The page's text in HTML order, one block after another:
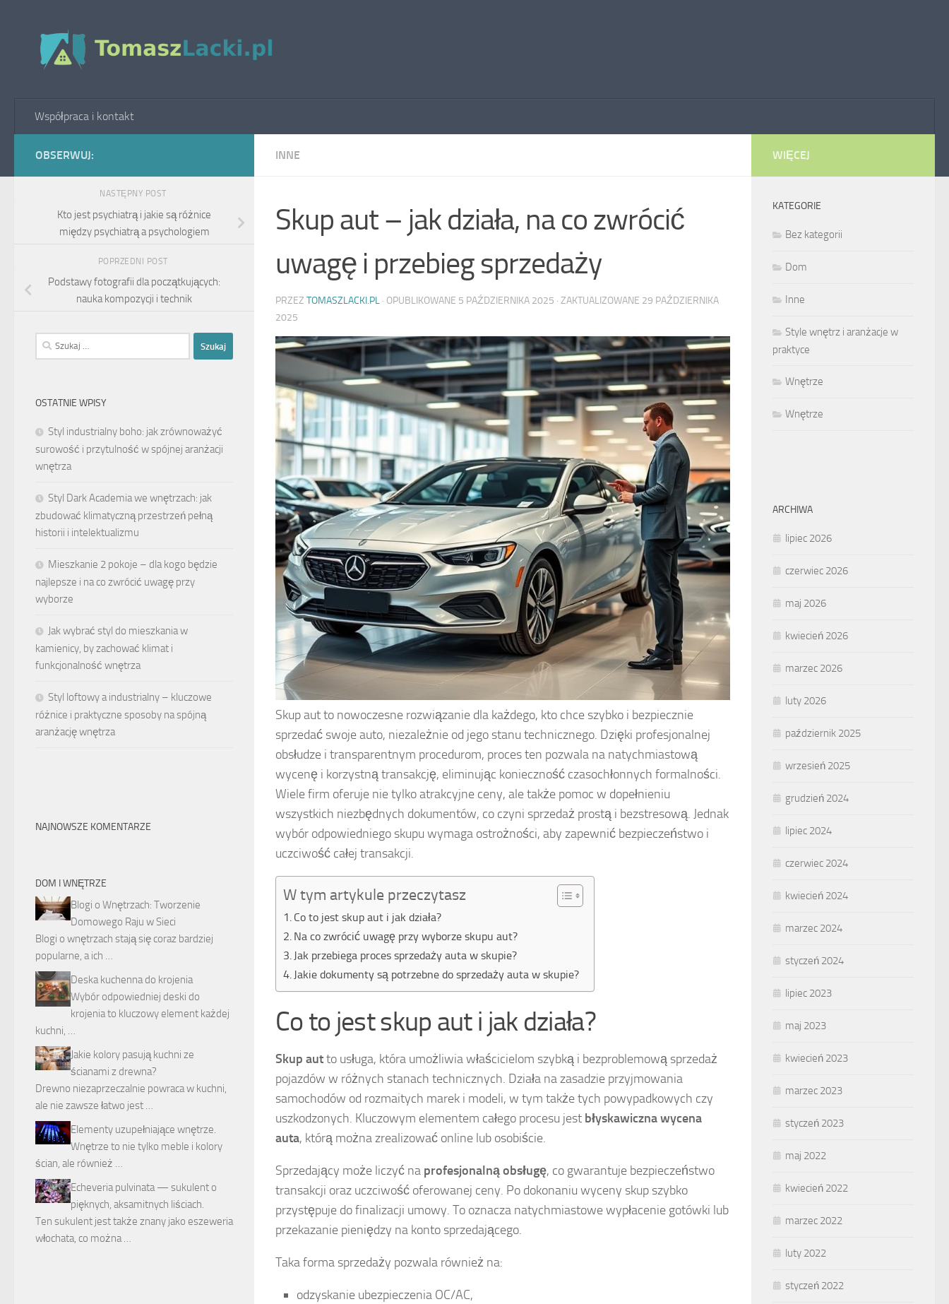
Współpraca i kontakt
INNE
Skup aut – jak działa, na co zwrócić
uwagę i przebieg sprzedaży
PRZEZ TOMASZLACKI.PL · OPUBLIKOWANE 5 PAŹDZIERNIKA 2025 · ZAKTUALIZOWANE 29 PAŹDZIERNIKA
2025
Skup aut to nowoczesne rozwiązanie dla każdego, kto chce szybko i bezpiecznie
sprzedać swoje auto, niezależnie od jego stanu technicznego. Dzięki profesjonalnej
obsłudze i transparentnym procedurom, proces ten pozwala na natychmiastową
wycenę i korzystną transakcję, eliminując konieczność czasochłonnych formalności.
Wiele firm oferuje nie tylko atrakcyjne ceny, ale także pomoc w dopełnieniu
wszystkich niezbędnych dokumentów, co czyni sprzedaż prostą i bezstresową. Jednak
wybór odpowiedniego skupu wymaga ostrożności, aby zapewnić bezpieczeństwo i
uczciwość całej transakcji.
W tym artykule przeczytasz
Co to jest skup aut i jak działa?
Na co zwrócić uwagę przy wyborze skupu aut?
Jak przebiega proces sprzedaży auta w skupie?
Jakie dokumenty są potrzebne do sprzedaży auta w skupie?
Co to jest skup aut i jak działa?
Skup autto usługa, która umożliwia właścicielom szybką i bezproblemową sprzedaż
pojazdów w różnych stanach technicznych. Działa na zasadzie przyjmowania
samochodów od rozmaitych marek i modeli, w tym także tych powypadkowych czy
uszkodzonych. Kluczowym elementem całego procesu jest błyskawiczna wycena
auta, którą można zrealizować online lub osobiście.
Sprzedający może liczyć na profesjonalną obsługę, co gwarantuje bezpieczeństwo
transakcji oraz uczciwość oferowanej ceny. Po dokonaniu wyceny skup szybko
przystępuje do finalizacji umowy. To oznacza natychmiastowe wypłacenie gotówki lub
przekazanie pieniędzy na konto sprzedającego.
Taka forma sprzedaży pozwala również na:
odzyskanie ubezpieczenia OC/AC,
OBSERWUJ:
NASTĘPNY POST
Kto jest psychiatrą i jakie są różnice
między psychiatrą a psychologiem
POPRZEDNI POST
Podstawy fotografii dla początkujących:
nauka kompozycji i technik
Szukaj:
OSTATNIE WPISY
Styl industrialny boho: jak zrównoważyć
surowość i przytulność w spójnej aranżacji
wnętrza
Styl Dark Academia we wnętrzach: jak
zbudować klimatyczną przestrzeń pełną
historii i intelektualizmu
Mieszkanie 2 pokoje – dla kogo będzie
najlepsze i na co zwrócić uwagę przy
wyborze
Jak wybrać styl do mieszkania w
kamienicy, by zachować klimat i
funkcjonalność wnętrza
Styl loftowy a industrialny – kluczowe
różnice i praktyczne sposoby na spójną
aranżację wnętrza
NAJNOWSZE KOMENTARZE
DOM I WNĘTRZE
Blogi o Wnętrzach: Tworzenie
Domowego Raju w Sieci
Blogi o wnętrzach stają się coraz bardziej
popularne, a ich …
Deska kuchenna do krojenia
Wybór odpowiedniej deski do
krojenia to kluczowy element każdej
kuchni, …
Jakie kolory pasują kuchni ze
ścianami z drewna?
Drewno niezaprzeczalnie powraca w kuchni,
ale nie zawsze łatwo jest …
Elementy uzupełniające wnętrze.
Wnętrze to nie tylko meble i kolory
ścian, ale również …
Echeveria pulvinata — sukulent o
pięknych, aksamitnych liściach.
Ten sukulent jest także znany jako eszeweria
włochata, co można …
WIĘCEJ
KATEGORIE
Bez kategorii
Dom
Inne
Style wnętrz i aranżacje w
praktyce
Wnętrze
Wnętrze
ARCHIWA
lipiec 2026
czerwiec 2026
maj 2026
kwiecień 2026
marzec 2026
luty 2026
październik 2025
wrzesień 2025
grudzień 2024
lipiec 2024
czerwiec 2024
kwiecień 2024
marzec 2024
styczeń 2024
lipiec 2023
maj 2023
kwiecień 2023
marzec 2023
styczeń 2023
maj 2022
kwiecień 2022
marzec 2022
luty 2022
styczeń 2022